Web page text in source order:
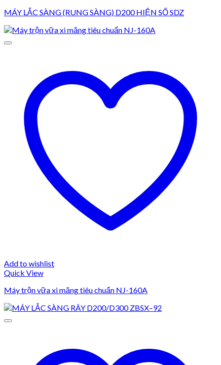
MÁY LẮC SÀNG (RUNG SÀNG) D200 HIỆN SỐ SDZ
Add to wishlist
Quick View
Máy trộn vữa xi măng tiêu chuẩn NJ-160A